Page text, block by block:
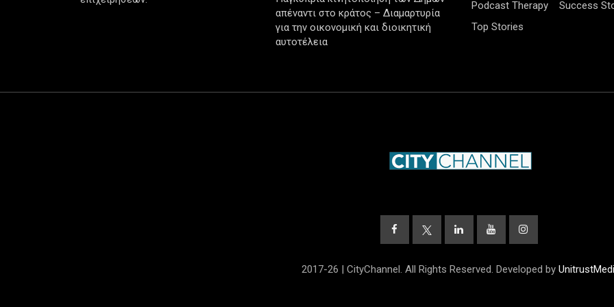
απέναντι στο κράτος – Διαμαρτυρία
για την οικονομική και διοικητική
αυτοτέλεια
Podcast Therapy
Success
Top Stories
2017-26 | CityChannel. All Rights Reserved. Developed by